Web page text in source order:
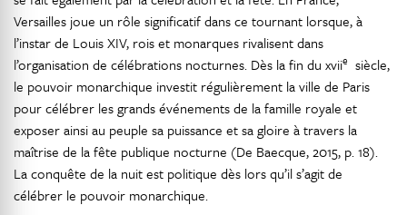
Versailles joue un rôle significatif dans ce tournant lorsque, à
l’instar de Louis XIV, rois et monarques rivalisent dans
l’organisation de célébrations nocturnes. Dès la fin du xviie siècle,
le pouvoir monarchique investit régulièrement la ville de Paris
pour célébrer les grands événements de la famille royale et
exposer ainsi au peuple sa puissance et sa gloire à travers la
maîtrise de la fête publique nocturne (De Baecque, 2015, p. 18).
La conquête de la nuit est politique dès lors qu’il s’agit de
célébrer le pouvoir monarchique.